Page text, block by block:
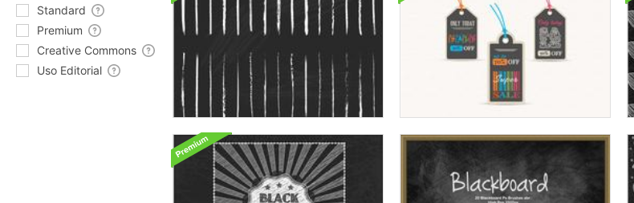
Standard
Premium
Creative Commons
Uso Editorial